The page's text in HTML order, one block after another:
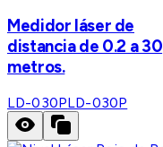
Medidor láser de
distancia de 0.2 a 30
metros.
LD-030PLD-030P